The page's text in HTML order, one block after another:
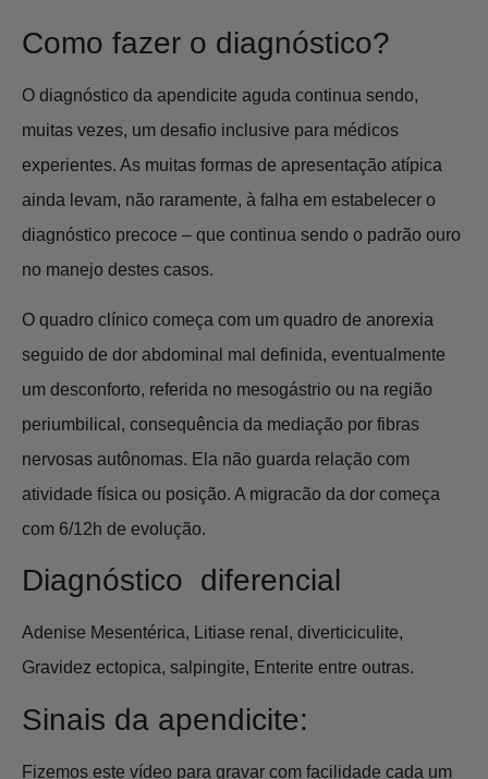
Como fazer o diagnóstico?
O diagnóstico da apendicite aguda continua sendo,
muitas vezes, um desafio inclusive para médicos
experientes. As muitas formas de apresentação atípica
ainda levam, não raramente, à falha em estabelecer o
diagnóstico precoce – que continua sendo o padrão ouro
no manejo destes casos.
O quadro clínico começa com um quadro de anorexia
seguido de dor abdominal mal definida, eventualmente
um desconforto, referida no mesogástrio ou na região
periumbilical, consequência da mediação por fibras
nervosas autônomas. Ela não guarda relação com
atividade física ou posição. A migracão da dor começa
com 6/12h de evolução.
Diagnóstico diferencial
Adenise Mesentérica, Litiase renal, diverticiculite,
Gravidez ectopica, salpingite, Enterite entre outras.
Sinais da apendicite:
Fizemos este vídeo para gravar com facilidade cada um